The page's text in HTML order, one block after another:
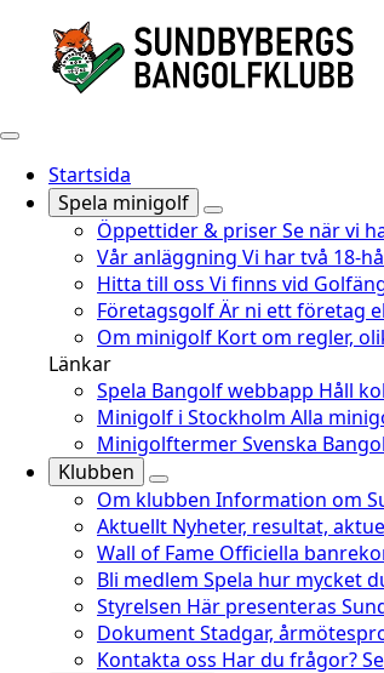
Startsida
Spela minigolf
Öppettider & priserSe när vi
Vår anläggning Vi har två 18-
Hitta till oss Vi finns vid
FöretagsgolfÄr ni ett företag
Om minigolf Kort om regler,
Länkar
Spela Bangolf webbapp Håll
Minigolf i Stockholm Alla
MinigolftermerSvenska
Klubben
Om klubben Information om
Aktuellt Nyheter, resultat,
Wall of Fame Officiella
Bli medlem Spela hur mycket
Styrelsen Här presenteras
DokumentStadgar,
Kontakta oss Har du frågor?